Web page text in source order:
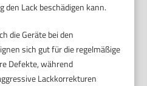
den Lack beschädigen kann.
die Geräte bei den
sich gut für die regelmäßige
Defekte, während
Lackkorrekturen